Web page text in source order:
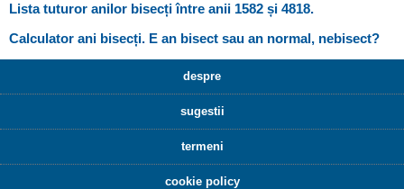
Lista tuturor anilor bisecți între anii 1582 și 4818.
Calculator ani bisecți. E an bisect sau an normal, nebisect?
despre
sugestii
termeni
cookie policy